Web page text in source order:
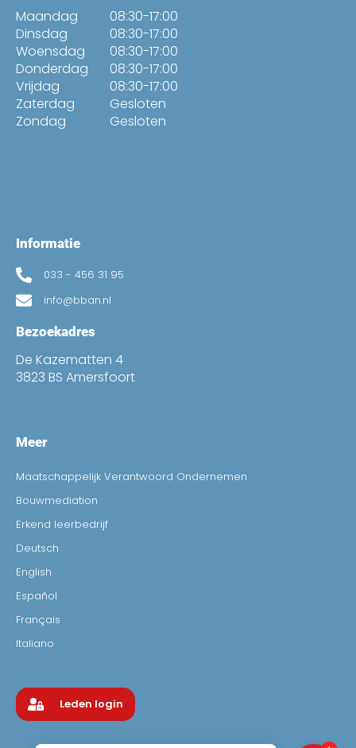
Maandag
Dinsdag
Woensdag
Donderdag
Vrijdag
Zaterdag
Zondag
08:30-17:00
08:30-17:00
08:30-17:00
08:30-17:00
08:30-17:00
Gesloten
Gesloten
Informatie
033 - 456 31 95
info@bban.nl
Bezoekadres
De Kazematten 4
3823 BS Amersfoort
Meer
Maatschappelijk Verantwoord Ondernemen
Bouwmediation
Erkend leerbedrijf
Deutsch
English
Español
Français
Italiano
Leden login